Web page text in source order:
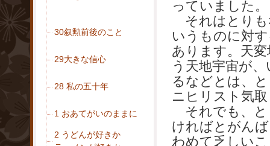
30叙勲前後のこと
29大きな信心
28 私の五十年
1 おあてがいのままに
2 うどんが好きか
っていました。
それはとりも
いうものに対
あります。天
う天地宇宙が
るなどとは、
ニヒリスト気
それでも、と
ければとがん
わめて乏しい